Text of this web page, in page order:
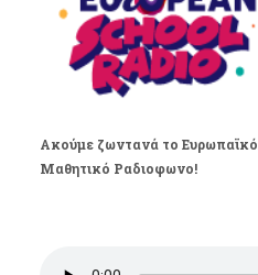
Ακούμε ζωντανά το Ευρωπαϊκό
Μαθητικό Ραδιοφωνο!